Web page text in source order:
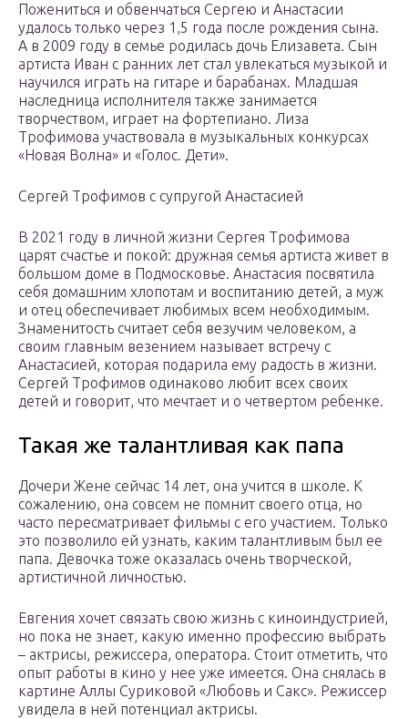
Пожениться и обвенчаться Сергею и Анастасии
удалось только через 1,5 года после рождения сына.
А в 2009 году в семье родилась дочь Елизавета. Сын
артиста Иван с ранних лет стал увлекаться музыкой и
научился играть на гитаре и барабанах. Младшая
наследница исполнителя также занимается
творчеством, играет на фортепиано. Лиза
Трофимова участвовала в музыкальных конкурсах
«Новая Волна» и «Голос. Дети».
Сергей Трофимов с супругой Анастасией
В 2021 году в личной жизни Сергея Трофимова
царят счастье и покой: дружная семья артиста живет в
большом доме в Подмосковье. Анастасия посвятила
себя домашним хлопотам и воспитанию детей, а муж
и отец обеспечивает любимых всем необходимым.
Знаменитость считает себя везучим человеком, а
своим главным везением называет встречу с
Анастасией, которая подарила ему радость в жизни.
Сергей Трофимов одинаково любит всех своих
детей и говорит, что мечтает и о четвертом ребенке.
Такая же талантливая как папа
Дочери Жене сейчас 14 лет, она учится в школе. К
сожалению, она совсем не помнит своего отца, но
часто пересматривает фильмы с его участием. Только
это позволило ей узнать, каким талантливым был ее
папа. Девочка тоже оказалась очень творческой,
артистичной личностью.
Евгения хочет связать свою жизнь с киноиндустрией,
но пока не знает, какую именно профессию выбрать
– актрисы, режиссера, оператора. Стоит отметить, что
опыт работы в кино у нее уже имеется. Она снялась в
картине Аллы Суриковой «Любовь и Сакс». Режиссер
увидела в ней потенциал актрисы.